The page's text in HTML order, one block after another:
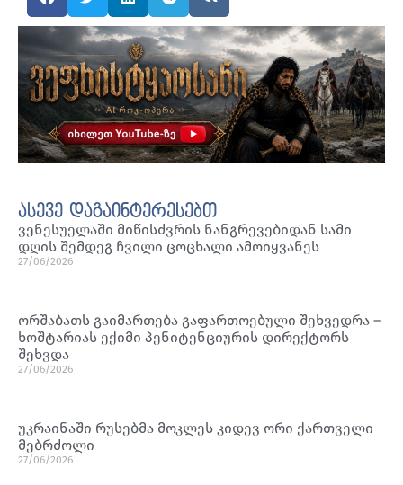
ასევე დაგაინტერესებთ
ვენესუელაში მიწისძვრის ნანგრევებიდან სამი
დღის შემდეგ ჩვილი ცოცხალი ამოიყვანეს
27/06/2026
ორშაბათს გაიმართება გაფართოებული შეხვედრა –
ხოშტარიას ექიმი პენიტენციურის დირექტორს
შეხვდა
27/06/2026
უკრაინაში რუსებმა მოკლეს კიდევ ორი ქართველი
მებრძოლი
27/06/2026